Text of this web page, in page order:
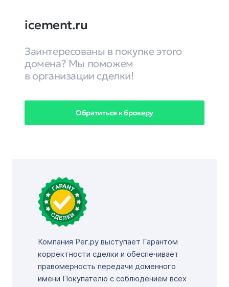
icement.ru
Заинтересованы в покупке этого
домена? Мы поможем
в организации сделки!
Обратиться к брокеру
Компания Рег.ру выступает Гарантом
корректности сделки и обеспечивает
правомерность передачи доменного
имени Покупателю с соблюдением всех